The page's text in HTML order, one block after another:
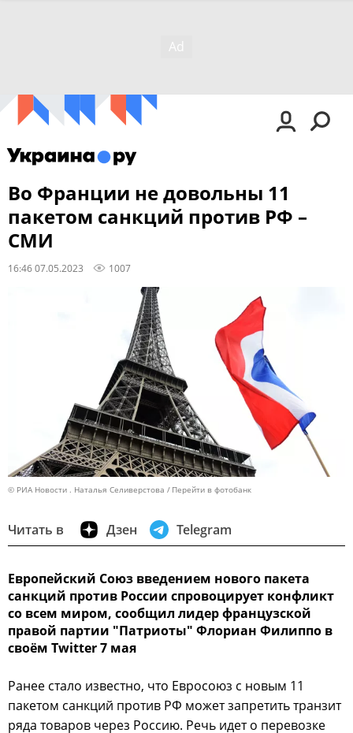
Во Франции не довольны 11
пакетом санкций против РФ –
СМИ
16:46 07.05.2023 1007
© РИА Новости . Наталья Селиверстова Перейти в фотобанк
Читать в Дзен Telegram
Европейский Союз введением нового пакета
санкций против России спровоцирует конфликт
со всем миром, сообщил лидер французской
правой партии "Патриоты" Флориан Филиппо в
своём Twitter 7 мая
Ранее стало известно, что Евросоюз с новым 11
пакетом санкций против РФ может запретить транзит
ряда товаров через Россию. Речь идет о перевозке